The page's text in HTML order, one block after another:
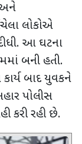
અને
લોકોએ
આ ઘટના
બની હતી.
બાદ યુવકને
પોલીસ
કરી રહી છે.